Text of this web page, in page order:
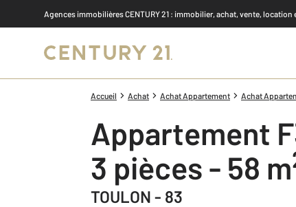
Agences immobilières CENTURY 21 : immobilier, achat, vente,
Accueil Achat Achat Appartement Achat
Appartement
3 pièces - 58 m
TOULON - 83